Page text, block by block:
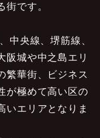
街です。
中央線、堺筋線、
阪城や中之島エリ
繁華街、ビジネス
が極めて高い区の
いエリアとなりま